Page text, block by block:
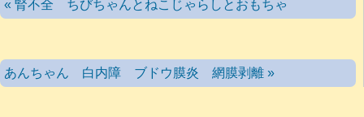
« 腎不全 ちびちゃんとねこじゃらしとおもちゃ
あんちゃん 白内障 ブドウ膜炎 網膜剥離 »